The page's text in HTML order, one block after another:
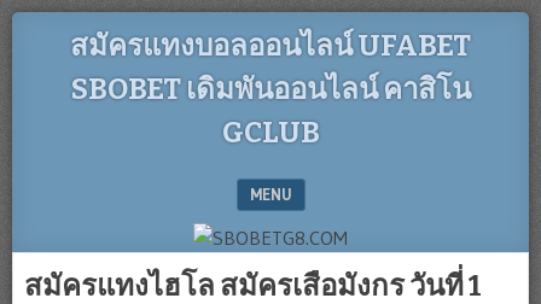
สมัครแทงบอลออนไลน์ UFABET
SBOBET เดิมพันออนไลน์ คาสิโน
GCLUB
MENU
สมัครแทงไฮโล สมัครเสือมังกร วันที่ 1